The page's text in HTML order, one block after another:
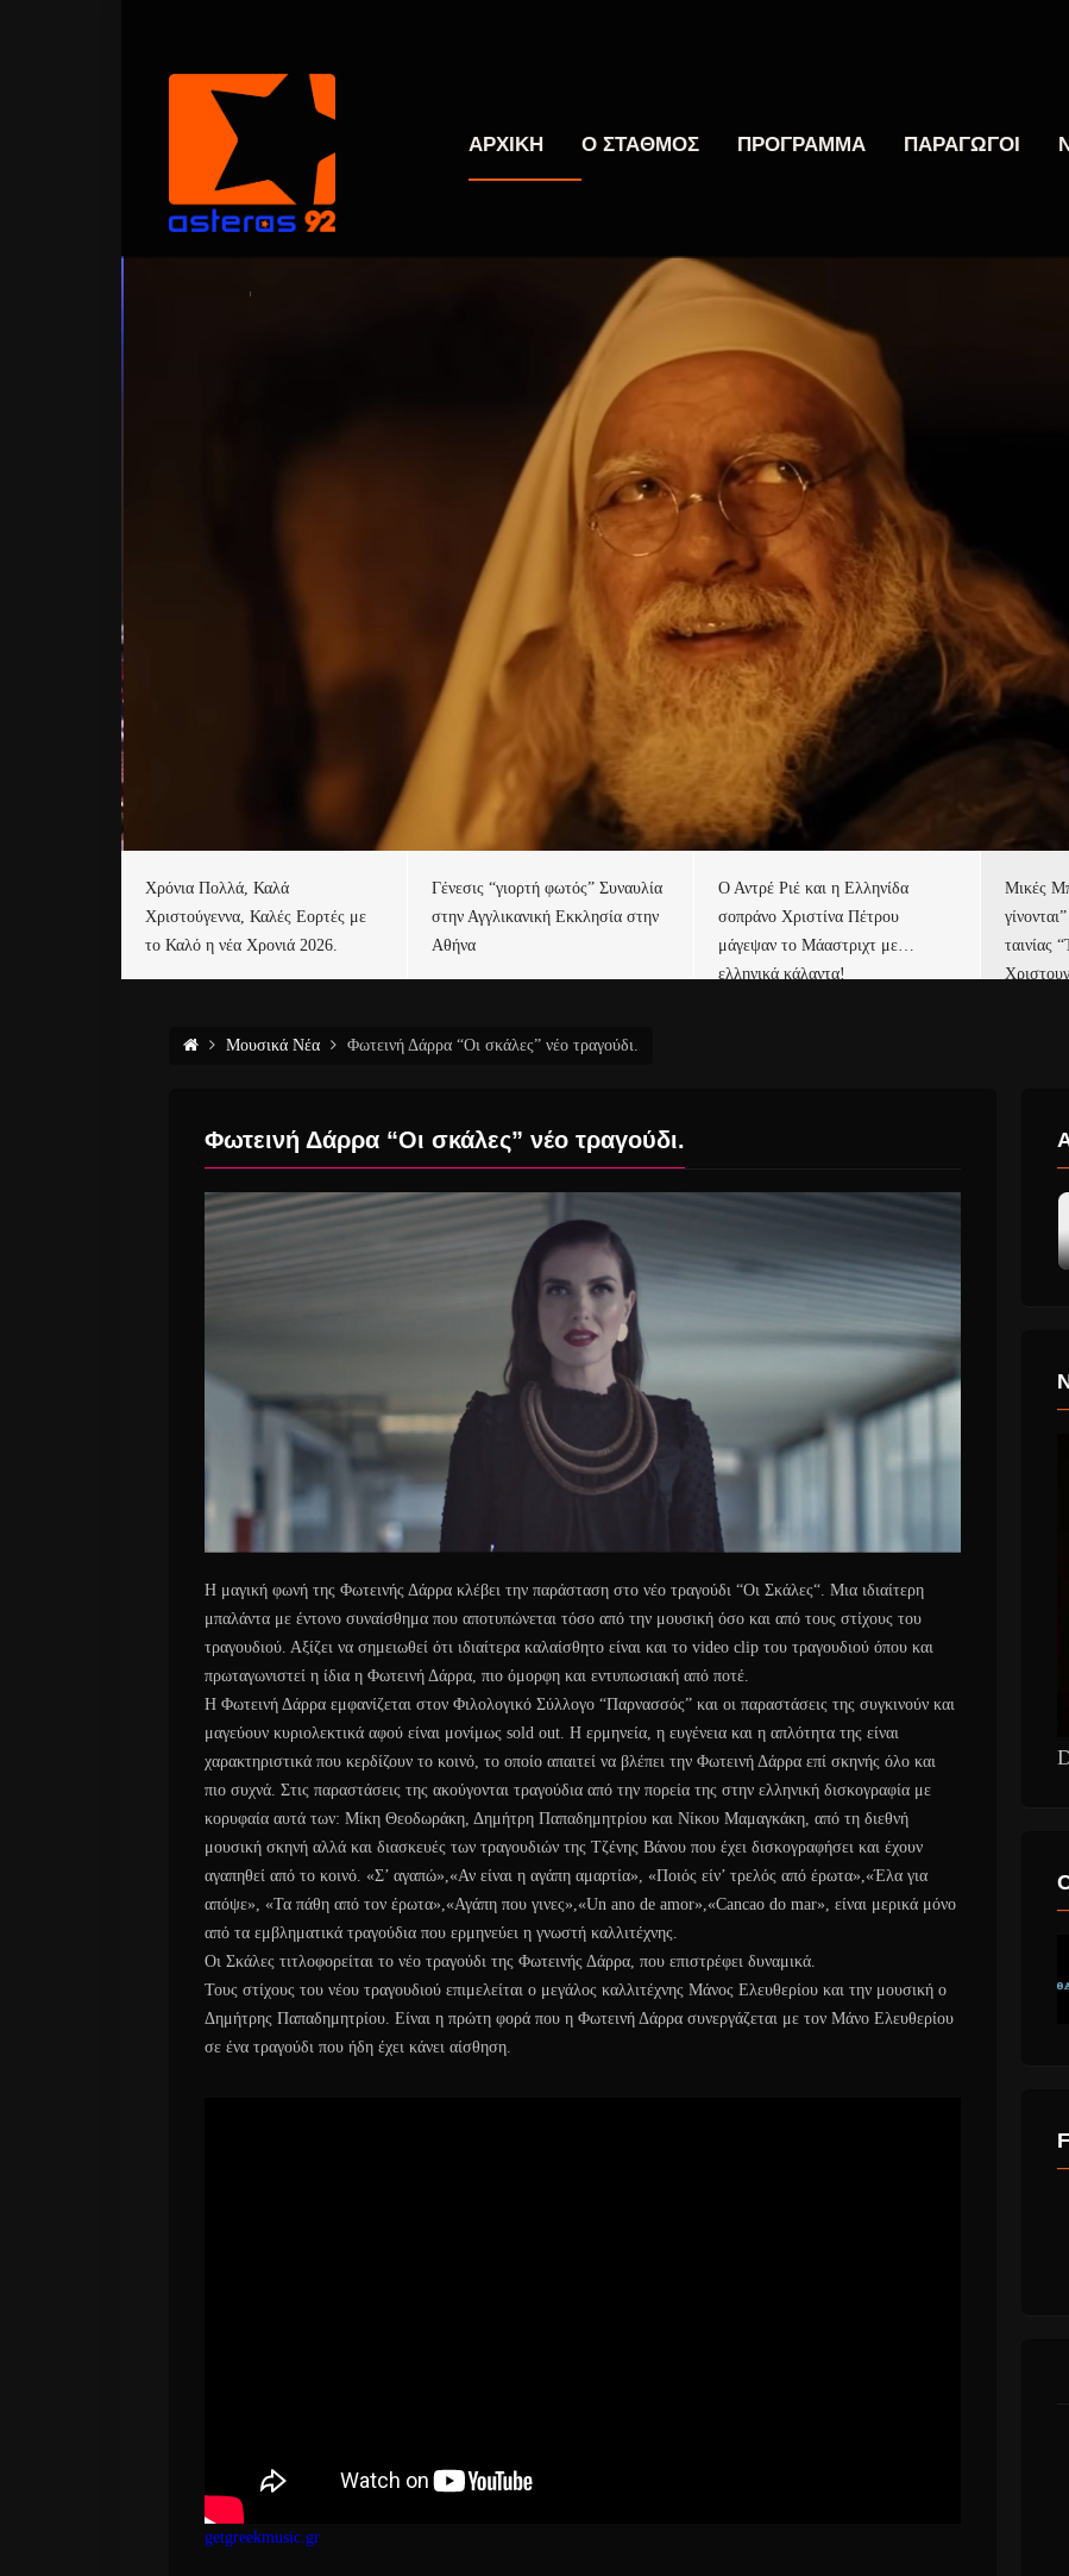
ΑΡΧΙΚΗ Ο ΣΤΑΘΜΟΣ ΠΡΟΓΡΑΜΜΑ ΠΑΡΑΓΩΓΟΙ
Χρόνια Πολλά, Καλά
Χριστούγεννα, Καλές Εορτές με
το Καλό η νέα Χρονιά 2026.
Γένεσις “γιορτή φωτός” Συναυλία
στην Αγγλικανική Εκκλησία στην
Αθήνα
Ο Αντρέ Ριέ και η Ελληνίδα
σοπράνο Χριστίνα Πέτρου
μάγεψαν το Μάαστριχτ με…
ελληνικά κάλαντα!
Μικές
ταινίας
Μουσικά Νέα Φωτεινή Δάρρα “Οι σκάλες” νέο τραγούδι.
Φωτεινή Δάρρα “Οι σκάλες” νέο τραγούδι.
Η μαγική φωνή της Φωτεινής Δάρρα κλέβει την παράσταση στο νέο τραγούδι “Οι Σκάλες“. Μια ιδιαίτερη
μπαλάντα με έντονο συναίσθημα που αποτυπώνεται τόσο από την μουσική όσο και από τους στίχους του
τραγουδιού. Αξίζει να σημειωθεί ότι ιδιαίτερα καλαίσθητο είναι και το video clip του τραγουδιού όπου και
πρωταγωνιστεί η ίδια η Φωτεινή Δάρρα, πιο όμορφη και εντυπωσιακή από ποτέ.
Η Φωτεινή Δάρρα εμφανίζεται στον Φιλολογικό Σύλλογο “Παρνασσός” και οι παραστάσεις της συγκινούν και
μαγεύουν κυριολεκτικά αφού είναι μονίμως sold out. Η ερμηνεία, η ευγένεια και η απλότητα της είναι
χαρακτηριστικά που κερδίζουν το κοινό, το οποίο απαιτεί να βλέπει την Φωτεινή Δάρρα επί σκηνής όλο και
πιο συχνά. Στις παραστάσεις της ακούγονται τραγούδια από την πορεία της στην ελληνική δισκογραφία με
κορυφαία αυτά των: Μίκη Θεοδωράκη, Δημήτρη Παπαδημητρίου και Νίκου Μαμαγκάκη, από τη διεθνή
μουσική σκηνή αλλά και διασκευές των τραγουδιών της Τζένης Βάνου που έχει δισκογραφήσει και έχουν
αγαπηθεί από το κοινό. «Σ’ αγαπώ»,«Αν είναι η αγάπη αμαρτία», «Ποιός είν’ τρελός από έρωτα»,«Έλα για
απόψε», «Τα πάθη από τον έρωτα»,«Αγάπη που γινες»,«Un ano de amor»,«Cancao do mar», είναι μερικά μόνο
από τα εμβληματικά τραγούδια που ερμηνεύει η γνωστή καλλιτέχνης.
Οι Σκάλες τιτλοφορείται το νέο τραγούδι της Φωτεινής Δάρρα, που επιστρέφει δυναμικά.
Τους στίχους του νέου τραγουδιού επιμελείται ο μεγάλος καλλιτέχνης Μάνος Ελευθερίου και την μουσική ο
Δημήτρης Παπαδημητρίου. Είναι η πρώτη φορά που η Φωτεινή Δάρρα συνεργάζεται με τον Μάνο Ελευθερίου
σε ένα τραγούδι που ήδη έχει κάνει αίσθηση.
getgreekmusic.gr